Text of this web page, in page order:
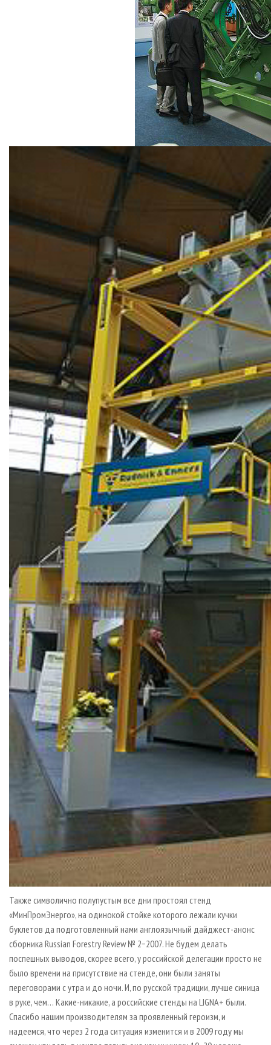
Также символично полупустым все дни простоял стенд
«МинПромЭнерго», на одинокой стойке которого лежали кучки
буклетов да подготовленный нами англоязычный дайджест-анонс
сборника Russian Forestry Review № 2−2007. Не будем делать
поспешных выводов, скорее всего, у российской делегации просто не
было времени на присутствие на стенде, они были заняты
переговорами с утра и до ночи. И, по русской традиции, лучше синица
в руке, чем… Какие-никакие, а российские стенды на LIGNA+ были.
Спасибо нашим производителям за проявленный героизм, и
надеемся, что через 2 года ситуация изменится и в 2009 году мы